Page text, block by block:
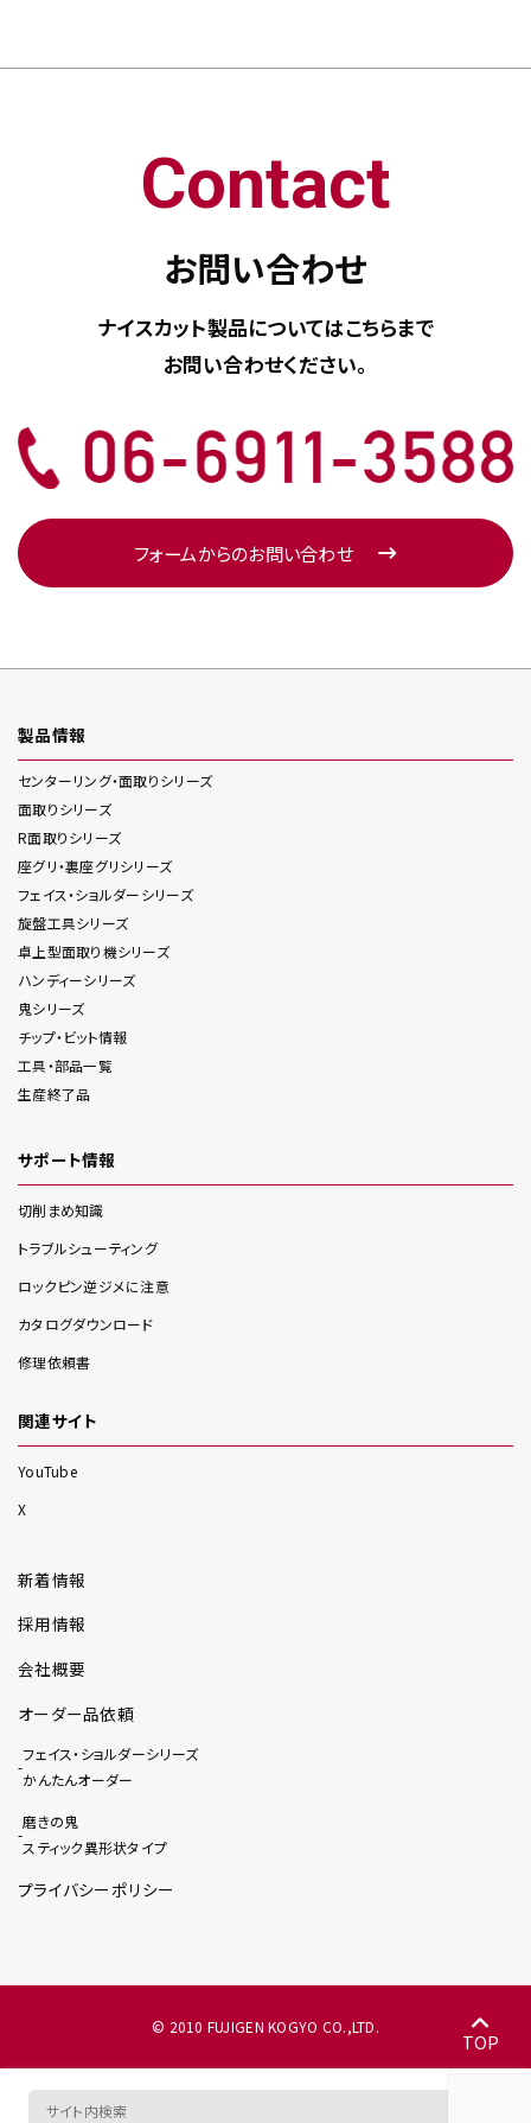
Contact
お問い合わせ
ナイスカット製品についてはこちらまで
お問い合わせください。
フォームからのお問い合わせ
製品情報
センターリング・面取りシリーズ
面取りシリーズ
R面取りシリーズ
座グリ・裏座グリシリーズ
フェイス・ショルダーシリーズ
旋盤工具シリーズ
卓上型面取り機シリーズ
ハンディーシリーズ
鬼シリーズ
チップ・ビット情報
工具・部品一覧
生産終了品
サポート情報
切削まめ知識
トラブルシューティング
ロックピン逆ジメに注意
カタログダウンロード
修理依頼書
関連サイト
YouTube
X
新着情報
採用情報
会社概要
オーダー品依頼
フェイス・ショルダーシリーズ
かんたんオーダー
磨きの鬼
スティック異形状タイプ
プライバシーポリシー
© 2010 FUJIGEN KOGYO CO.,LTD.
TOP